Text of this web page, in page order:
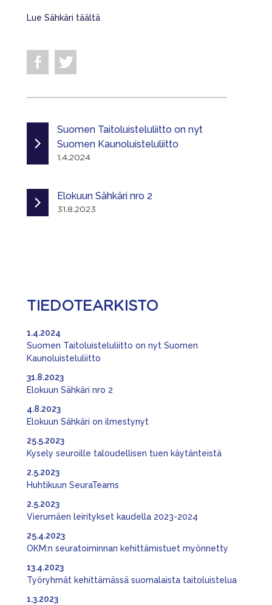
Lue Sähkäri täältä
Suomen Taitoluisteluliitto on nyt
Suomen Kaunoluisteluliitto
1.4.2024
Elokuun Sähkäri nro 2
31.8.2023
TIEDOTEARKISTO
Suomen Taitoluisteluliitto on nyt Suomen
Kaunoluisteluliitto
1.4.2024
Elokuun Sähkäri nro 2
31.8.2023
Elokuun Sähkäri on ilmestynyt
4.8.2023
Kysely seuroille taloudellisen tuen käytänteistä
25.5.2023
Huhtikuun SeuraTeams
2.5.2023
Vierumäen leiritykset kaudella 2023-2024
2.5.2023
OKM:n seuratoiminnan kehittämistuet myönnetty
25.4.2023
Työryhmät kehittämässä suomalaista taitoluistelua
13.4.2023
1.3.2023